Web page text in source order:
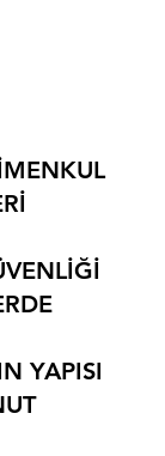
YAPISI